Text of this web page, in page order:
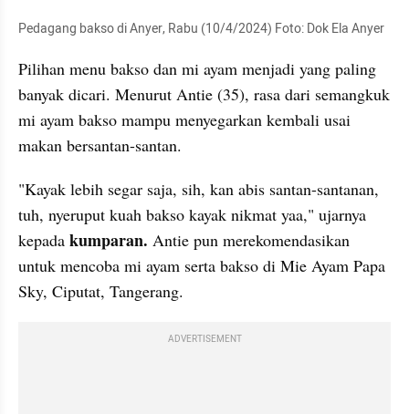
Pedagang bakso di Anyer, Rabu (10/4/2024) Foto: Dok Ela Anyer
Pilihan menu bakso dan mi ayam menjadi yang paling
banyak dicari. Menurut Antie (35), rasa dari semangkuk
mi ayam bakso mampu menyegarkan kembali usai
makan bersantan-santan.
"Kayak lebih segar saja, sih, kan abis santan-santanan,
tuh, nyeruput kuah bakso kayak nikmat yaa," ujarnya
kepada kumparan. Antie pun merekomendasikan
untuk mencoba mi ayam serta bakso di Mie Ayam Papa
Sky, Ciputat, Tangerang.
ADVERTISEMENT